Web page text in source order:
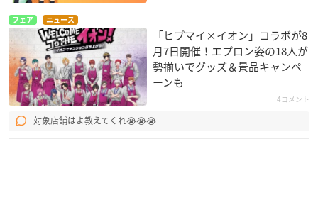
フェア ニュース
「ヒプマイ×イオン」コラボが8
月7日開催！エプロン姿の18人が
勢揃いでグッズ＆景品キャンペ
ーンも
4コメント
対象店舗はよ教えてくれ😭😭😭